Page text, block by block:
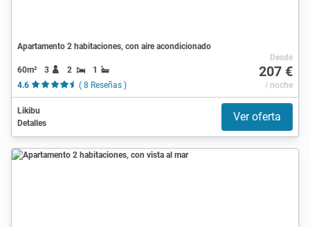
Apartamento 2 habitaciones, con aire acondicionado
60m² 3 2
1
4.6
( 8 Reseñas )
Desde
207 €
/ noche
Likibu
Detalles
Ver oferta